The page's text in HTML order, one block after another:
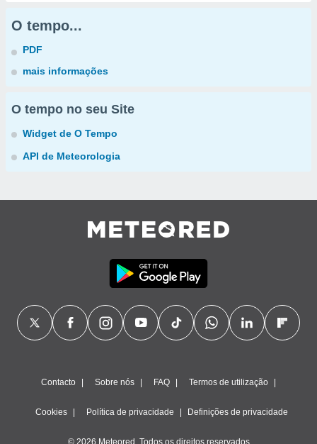
O tempo...
PDF
mais informações
O tempo no seu Site
Widget de O Tempo
API de Meteorologia
Contacto Sobre nós FAQ Termos de utilização
Cookies Política de privacidade Definições de privacidade
© 2026 Meteored. Todos os direitos reservados